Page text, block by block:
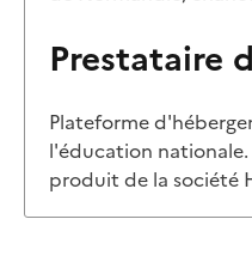
Prestataire
Plateforme
l'éducation
produit de la société